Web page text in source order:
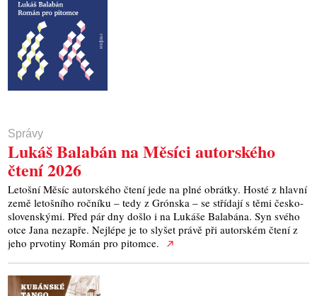
Správy
Lukáš Balabán na Měsíci autorského
čtení 2026
Letošní Měsíc autorského čtení jede na plné obrátky. Hosté z hlavní
země letošního ročníku – tedy z Grónska – se střídají s těmi česko-
slovenskými. Před pár dny došlo i na Lukáše Balabána. Syn svého
otce Jana nezapře. Nejlépe je to slyšet právě při autorském čtení z
jeho prvotiny Román pro pitomce.